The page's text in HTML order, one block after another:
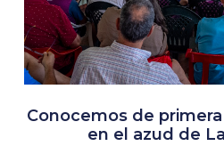
Conocemos de
en el azud de